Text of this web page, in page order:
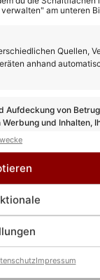
am unteren
Quellen,
anhand
Aufdeckung von
und Inhalten,
Impressum
Diese alte
Eva
wieder mit
jeder Fünfte